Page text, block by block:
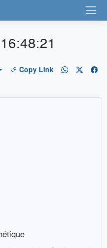
Copy Link